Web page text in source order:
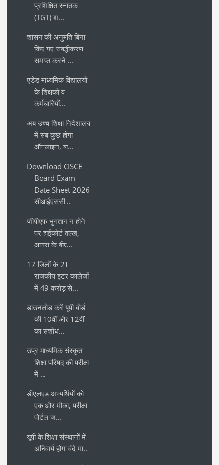
प्रशिक्षित स्नातक
(TGT) श...
शासन की अनुमति बिना
किए गए संबद्धीकरण
समाप्त करने ...
एडेड माध्यमिक विद्यालयों
के शिक्षकों व
कर्मचारियों...
अब उच्च शिक्षा निदेशालय
में सब कुछ होगा
ऑनलाइन, बा...
Download CISCE
Board Exam
Date Sheet 2026
सीआईएससी...
जीपीएफ भुगतान न होने
पर हाईकोर्ट तल्ख,
आगरा के बीए...
17 जिलों के 21
राजकीय इंटर कालेजों
में 49 करोड़ से...
डाउनलोड करें यूपी बोर्ड
की 10वीं और 12वीं
का संशोध...
उप्र माध्यमिक संस्कृत
शिक्षा परिषद की परीक्षा
में ...
डीएलएड अभ्यर्थियों को
एक और मौका, परीक्षा
पोर्टल ज...
यूपी के शिक्षा संस्थानों में
अनिवार्य होगा वंदे मा...